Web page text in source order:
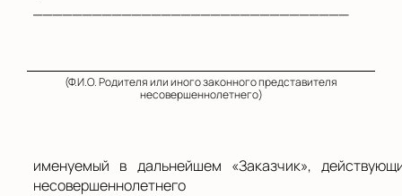
(Ф.И.О. Родителя или иного законного представителя
несовершеннолетнего)
именуемый в дальнейшем «Заказчик»,
несовершеннолетнего